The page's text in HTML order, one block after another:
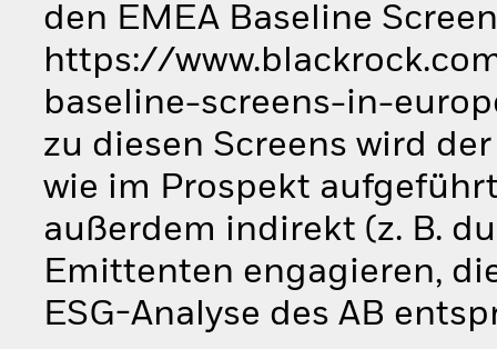
den EMEA Baseline
https://
baseline-screens-in-
zu diesen Screens wird
wie im Prospekt
außerdem indirekt (z. B.
Emittenten engagieren,
ESG-Analyse des AB